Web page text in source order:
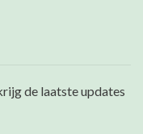
de laatste updates